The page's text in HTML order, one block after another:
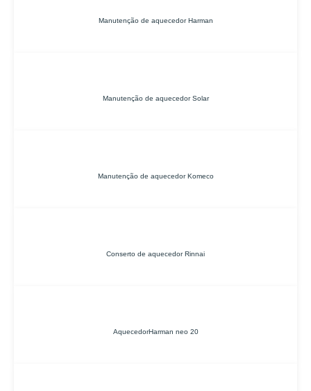
Manutenção de aquecedor Harman
Manutenção de aquecedor Solar
Manutenção de aquecedor Komeco
Conserto de aquecedor Rinnai
AquecedorHarman neo 20